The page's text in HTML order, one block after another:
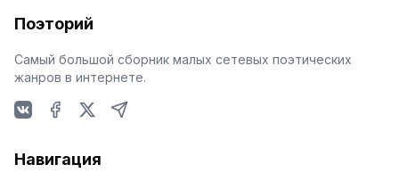
Поэторий
Самый большой сборник малых сетевых поэтических
жанров в интернете.
Навигация